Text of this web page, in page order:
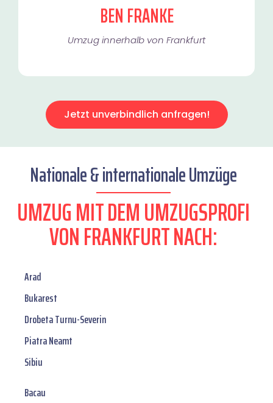
BEN FRANKE
Umzug innerhalb von Frankfurt​
Jetzt unverbindlich anfragen!
Nationale & internationale Umzüge
UMZUG MIT DEM UMZUGSPROFI
VON FRANKFURT NACH:
Arad
Bukarest
Drobeta Turnu-Severin
Piatra Neamt
Sibiu
Bacau